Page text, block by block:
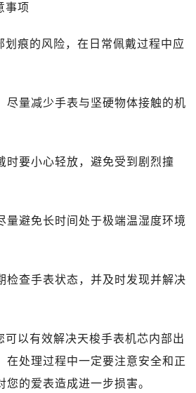
事项
划痕的风险，在日常佩戴过程中应
尽量减少手表与坚硬物体接触的机
时要小心轻放，避免受到剧烈撞
量避免长时间处于极端温湿度环境
检查手表状态，并及时发现并解决
可以有效解决天梭手表机芯内部出
在处理过程中一定要注意安全和正
的爱表造成进一步损害。